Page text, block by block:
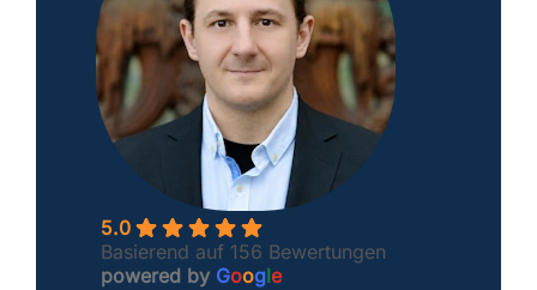
5.0
Basierend auf 156 Bewertungen
powered by Google